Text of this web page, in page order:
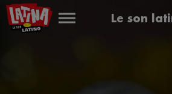
Le son